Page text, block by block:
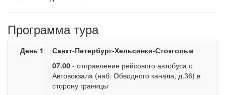
Программа тура
День 1
Санкт-Петербург-Хельсинки-Стокгольм
07.00 - отправление рейсового автобуса с
Автовокзала (наб. Обводного канала, д.36) в
сторону границы